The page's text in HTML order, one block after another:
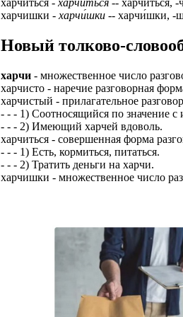
ПРОЦЕСС
работодателем
Лицензия по
ВОЗМОЖНО
Также смотрите
А также
упаковщик,
# работа за
#
#
ЗАДАЧИ
Доставлять
Подписывать
картами банка.
В ходе
установке
Пожалуйста,
Опыт не нужен,
региональный
Открытие,
А также в
В
харчиться -харчи́ться -- харчи́ться, -
харчишки -харчи́шки -- харчи́шки, -
Новый толково-
харчи - множественное число
харчисто - наречие разговорная
харчистый - прилагательное
- - - 1) Соотносящийся по значение
- - - 2) Имеющий харчей вдоволь.
харчиться - совершенная форма
- - - 1) Есть, кормиться, питаться.
- - - 2) Тратить деньги на харчи.
харчишки - множественное число